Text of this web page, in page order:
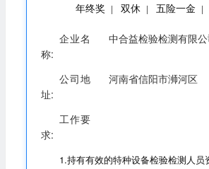
年终奖 | 双休 | 五险一金 |
企业名
称:
中合益检验检测有限公
公司地
址:
河南省信阳市浉河区
工作要
求:
1.持有有效的特种设备检验检测人员